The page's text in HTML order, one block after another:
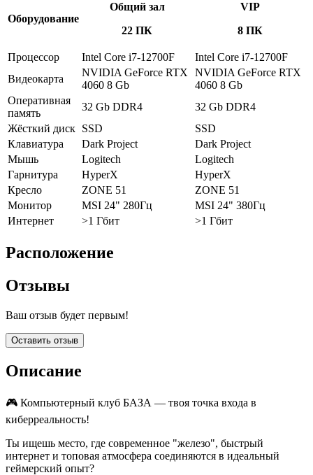
Оборудование
Общий зал
22 ПК
VIP
8 ПК
Процессор Intel Core i7-12700F
Intel Core i7-12700F
Видеокарта
NVIDIA GeForce RTX
4060 8 Gb
NVIDIA GeForce RTX
4060 8 Gb
Оперативная
память
32 Gb DDR4
32 Gb DDR4
Жёсткий диск SSD
SSD
Клавиатура
Dark Project
Dark Project
Мышь
Logitech
Logitech
Гарнитура
HyperX
HyperX
Кресло
ZONE 51
ZONE 51
Монитор
MSI 24" 280Гц
MSI 24" 380Гц
Интернет
>1 Гбит >1 Гбит
Расположение
Отзывы
Ваш отзыв будет первым!
Оставить отзыв
Описание
🎮 Компьютерный клуб БАЗА — твоя точка входа в
киберреальность!
Ты ищешь место, где современное "железо", быстрый
интернет и топовая атмосфера соединяются в идеальный
геймерский опыт?